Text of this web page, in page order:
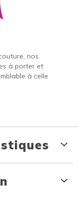
nos
à porter et
à celle